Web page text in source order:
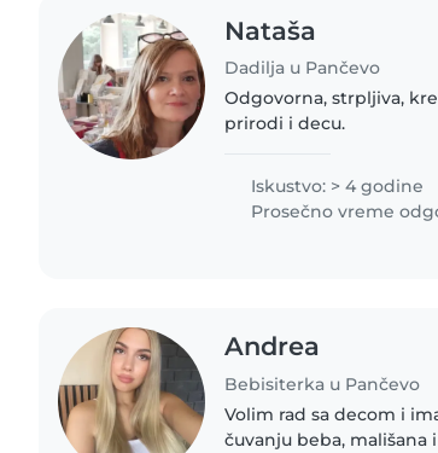
Nataša
Dadilja u Pančevo
Odgovorna, strpljiva,
prirodi i decu.
Iskustvo: > 4 godine
Prosečno vreme
Andrea
Bebisiterka u Pančevo
Volim rad sa decom i
čuvanju beba, mališana